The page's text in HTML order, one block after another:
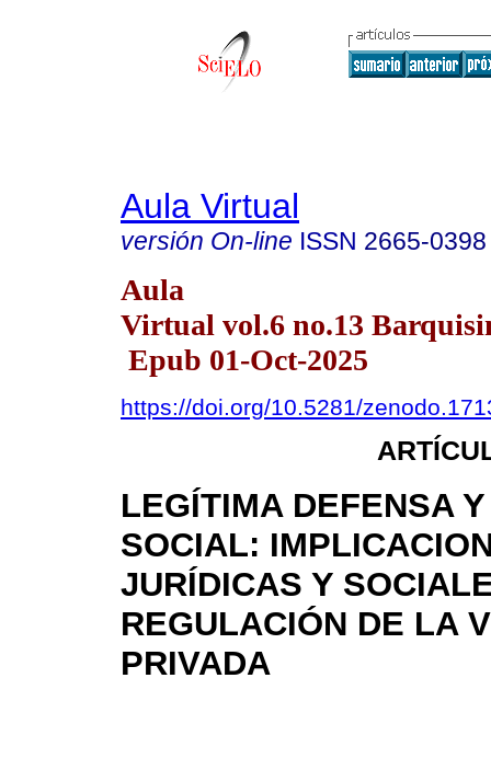
Aula Virtual
versión On-line ISSN 2665-0398
Aula
Virtual vol.6 no.13
Epub 01-Oct-2025
https://doi.org/10.5281/
LEGÍTIMA DEFENSA
SOCIAL:
JURÍDICAS Y
REGULACIÓN DE LA
PRIVADA